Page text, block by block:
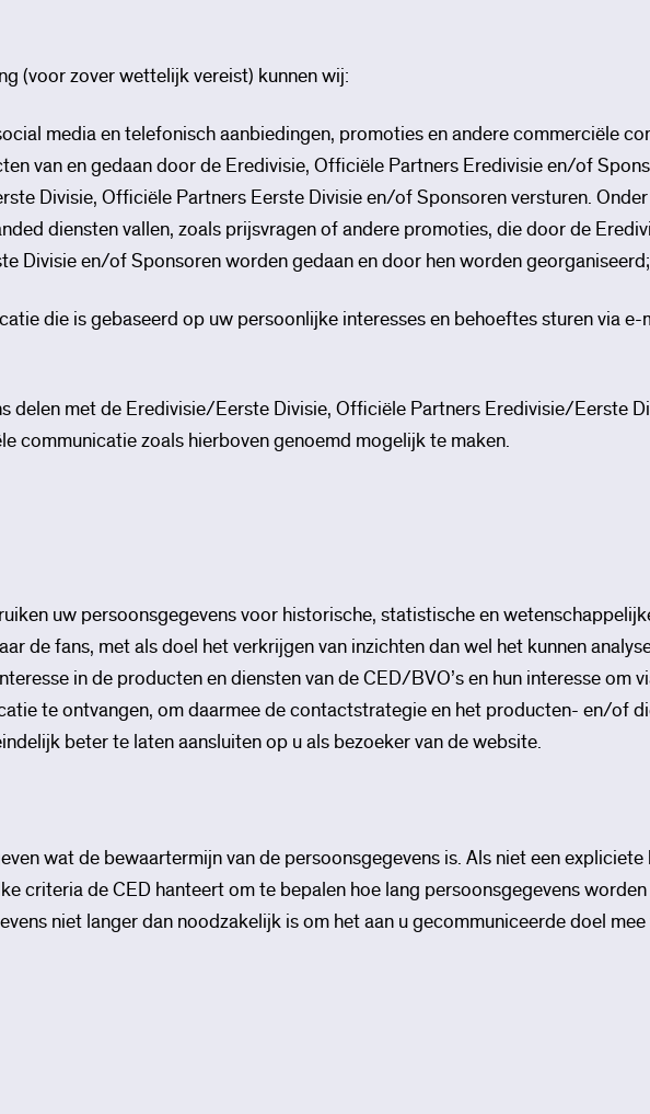
(voor zover wettelijk vereist) kunnen wij:
media en telefonisch aanbiedingen, promoties en andere commerciële
van en gedaan door de Eredivisie, Officiële Partners Eredivisie en/of
Divisie, Officiële Partners Eerste Divisie en/of Sponsoren versturen.
diensten vallen, zoals prijsvragen of andere promoties, die door de
Divisie en/of Sponsoren worden gedaan en door hen worden georganiseerd;
is gebaseerd op uw persoonlijke interesses en behoeftes sturen via e-
met de Eredivisie/Eerste Divisie, Officiële Partners Eredivisie/Eerste
communicatie zoals hierboven genoemd mogelijk te maken.
uw persoonsgegevens voor historische, statistische en
de fans, met als doel het verkrijgen van inzichten dan wel het kunnen
in de producten en diensten van de CED/BVO’s en hun interesse om
te ontvangen, om daarmee de contactstrategie en het producten- en/of
beter te laten aansluiten op u als bezoeker van de website.
wat de bewaartermijn van de persoonsgegevens is. Als niet een
criteria de CED hanteert om te bepalen hoe lang persoonsgegevens
niet langer dan noodzakelijk is om het aan u gecommuniceerde doel